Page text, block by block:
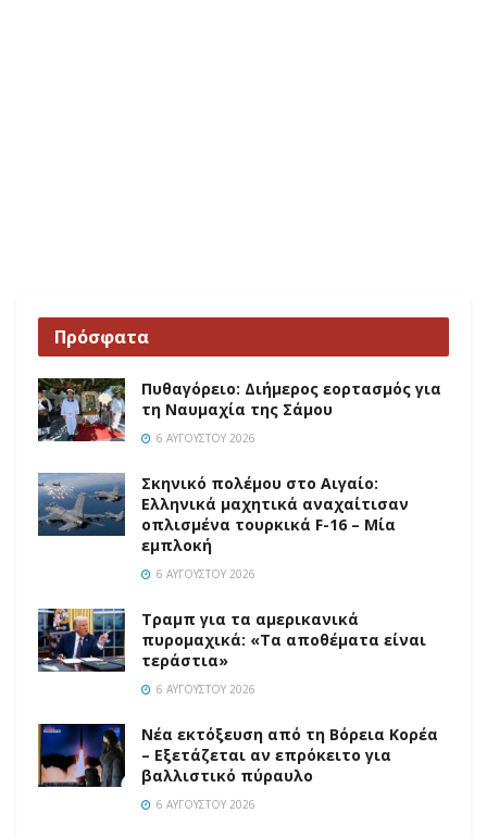
Πρόσφατα
Πυθαγόρειο: Διήμερος εορτασμός για
τη Ναυμαχία της Σάμου
6 ΑΥΓΟΎΣΤΟΥ 2026
Σκηνικό πολέμου στο Αιγαίο:
Ελληνικά μαχητικά αναχαίτισαν
οπλισμένα τουρκικά F-16 – Μία
εμπλοκή
6 ΑΥΓΟΎΣΤΟΥ 2026
Τραμπ για τα αμερικανικά
πυρομαχικά: «Τα αποθέματα είναι
τεράστια»
6 ΑΥΓΟΎΣΤΟΥ 2026
Νέα εκτόξευση από τη Βόρεια Κορέα
– Εξετάζεται αν επρόκειτο για
βαλλιστικό πύραυλο
6 ΑΥΓΟΎΣΤΟΥ 2026